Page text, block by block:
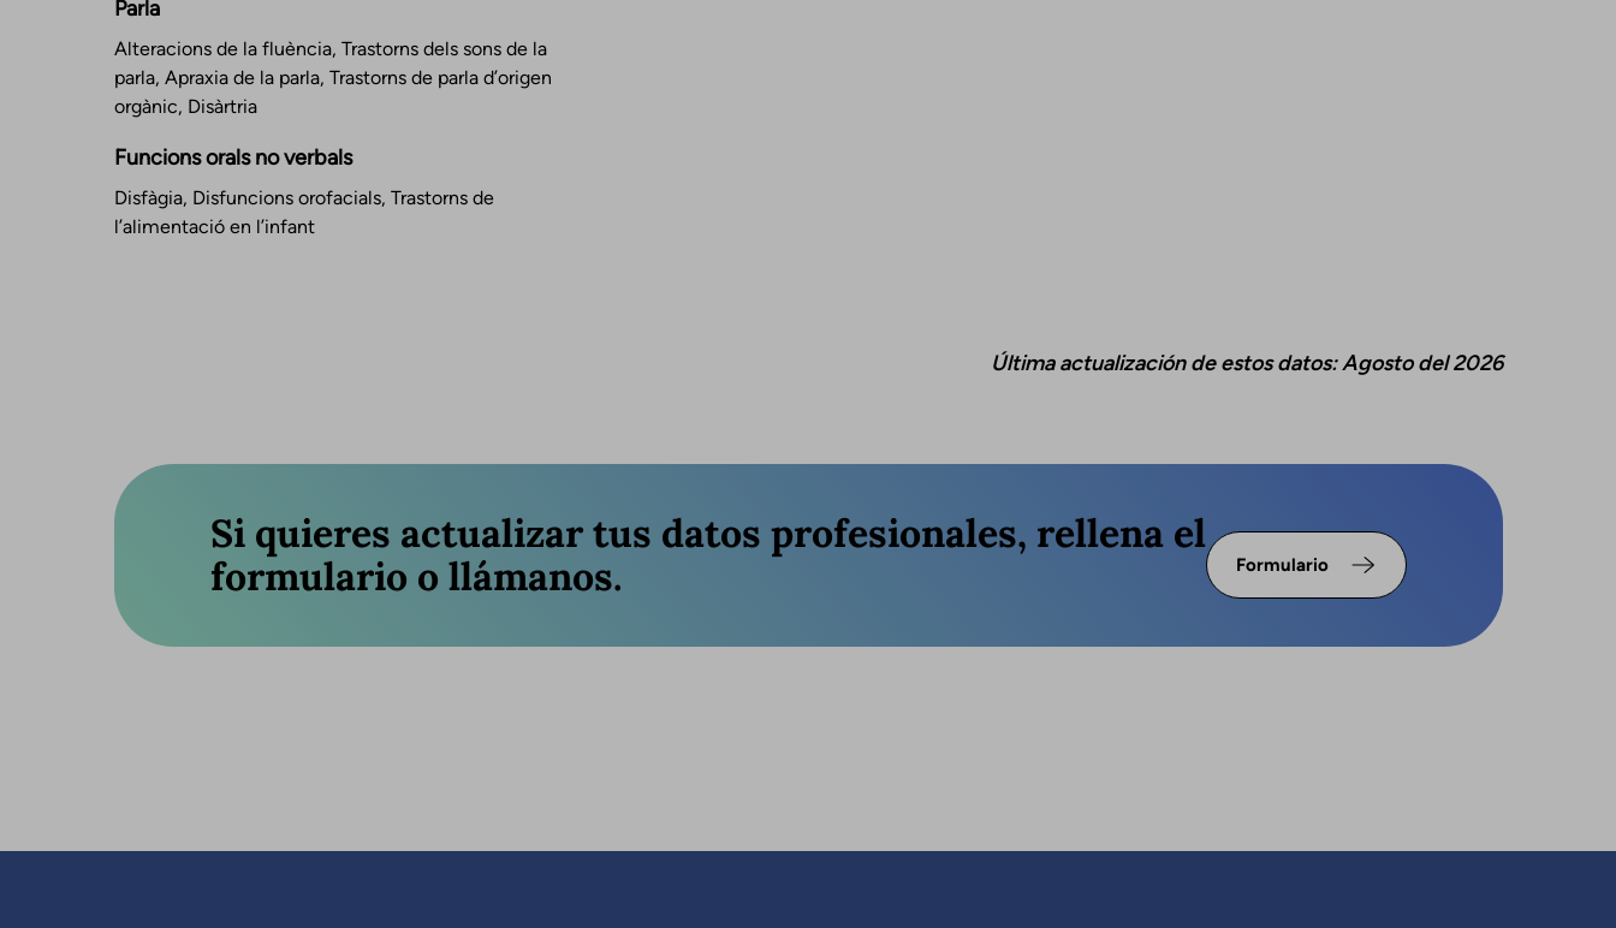
Parla
Alteracions de la fluència, Trastorns dels sons de la
parla, Apraxia de la parla, Trastorns de parla d’origen
orgànic, Disàrtria
Funcions orals no verbals
Disfàgia, Disfuncions orofacials, Trastorns de
l’alimentació en l’infant
Última actualización de estos datos: Agosto del 2026
Si quieres actualizar tus datos profesionales, rellena el
formulario o llámanos.
Formulario